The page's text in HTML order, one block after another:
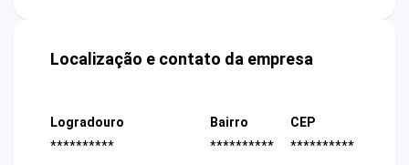
Localização e contato da empresa
Logradouro
**********
Bairro
**********
CEP
**********